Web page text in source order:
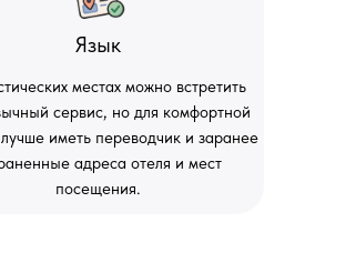
местах можно встретить
сервис, но для комфортной
иметь переводчик и заранее
адреса отеля и мест
посещения.
Язык